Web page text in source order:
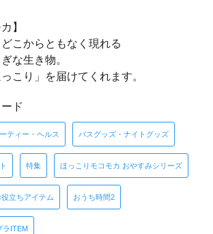
】
こからともなく現れる
な生き物。
こり」を届けてくれます。
ド
ティー・ヘルス バスグッズ・ナイトグッズ
特集 ほっこりモコモカ おやすみシリーズ
立ちアイテム おうち時間2
ラITEM